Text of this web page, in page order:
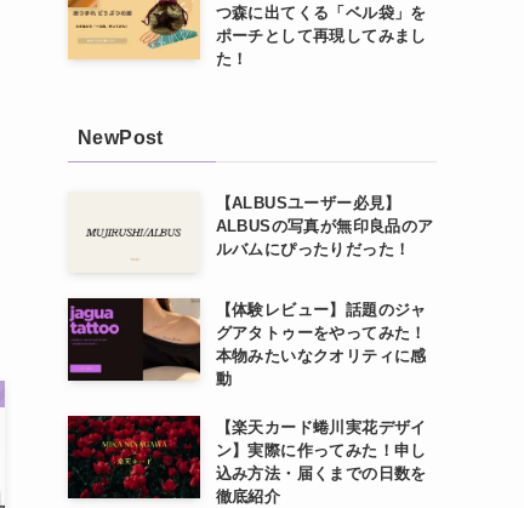
つ森に出てくる「ベル袋」を
ポーチとして再現してみまし
た！
NewPost
【ALBUSユーザー必見】
ALBUSの写真が無印良品のア
ルバムにぴったりだった！
【体験レビュー】話題のジャ
グアタトゥーをやってみた！
本物みたいなクオリティに感
動
【楽天カード蜷川実花デザイ
ン】実際に作ってみた！申し
込み方法・届くまでの日数を
徹底紹介